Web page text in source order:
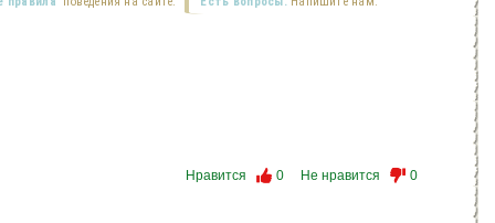
Нравится 0 Не нравится 0